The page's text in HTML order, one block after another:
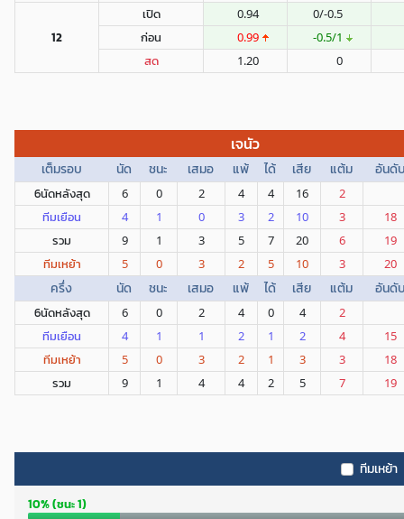
12
เปิด 0.94 0/-0.5
ก่อน 0.99 -0.5/1
สด 1.20 0
เจนัว
เต็มรอบ นัด ชนะ เสมอ แพ้ ได้ เสีย แต้ม อันดั
6นัดหลังสุด 6 0 2 4 4 16 2
ทีมเยือน 4 1 0 3 2 10 3 18
รวม 9 1 3 5 7 20 6 19
ทีมเหย้า 5 0 3 2 5 10 3 20
ครึ่ง นัด ชนะ เสมอ แพ้ ได้ เสีย แต้ม อันดั
6นัดหลังสุด 6 0 2 4 0 4 2
ทีมเยือน 4 1 1 2 1 2 4 15
ทีมเหย้า 5 0 3 2 1 3 3 18
รวม 9 1 4 4 2 5 7 19
ทีมเหย้า
10% (ชนะ 1)